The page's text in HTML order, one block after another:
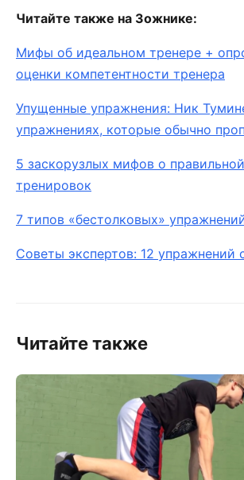
Читайте также на Зожнике:
Мифы об идеальном тренере +
оценки компетентности тренера
Упущенные упражнения: Ник
упражнениях, которые обычно
5 заскорузлых мифов о
тренировок
7 типов «бестолковых»
Советы экспертов: 12 упражнений
Читайте также